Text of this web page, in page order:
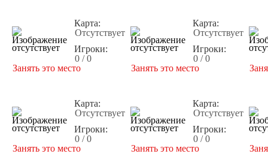
Карта:
Отсутствует
Игроки:
0 / 0
Занять это место
Карта:
Отсутствует
Игроки:
0 / 0
Занять это место
Карта:
Отсутствует
Игроки:
0 / 0
Занять это место
Карта:
Отсутствует
Игроки:
0 / 0
Занять это место